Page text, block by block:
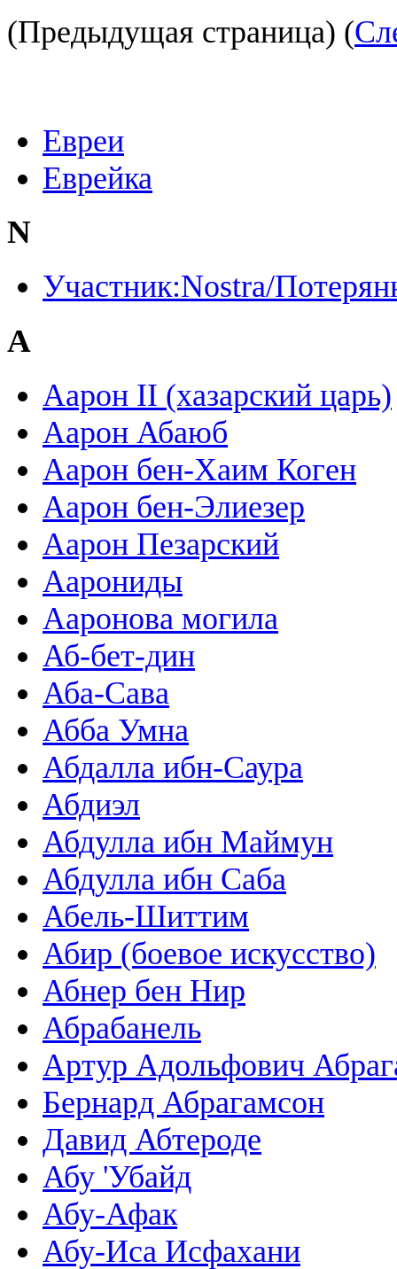
(Предыдущая страница) (
Евреи
Еврейка
N
Участник:Nostra/
А
Аарон II (хазарский царь)
Аарон Абаюб
Аарон бен-Хаим Коген
Аарон бен-Элиезер
Аарон Пезарский
Аарониды
Ааронова могила
Аб-бет-дин
Аба-Сава
Абба Умна
Абдалла ибн-Саура
Абдиэл
Абдулла ибн Маймун
Абдулла ибн Саба
Абель-Шиттим
Абир (боевое искусство)
Абнер бен Нир
Абрабанель
Артур Адольфович
Бернард Абрагамсон
Давид Абтероде
Абу 'Убайд
Абу-Афак
Абу-Иса Исфахани